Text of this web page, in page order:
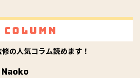
Column
の人気コラム読めます！
Naoko